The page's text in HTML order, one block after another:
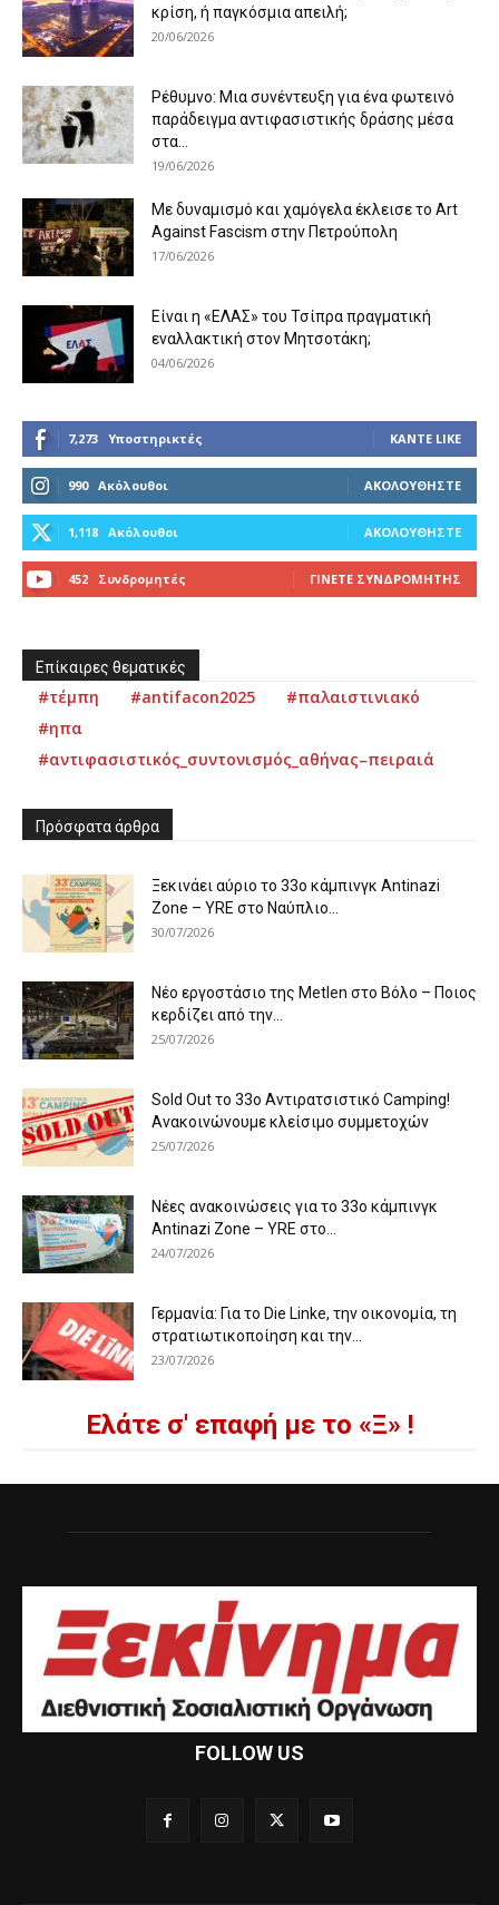
κρίση, ή παγκόσμια απειλή;
20/06/2026
Ρέθυμνο: Μια συνέντευξη για ένα φωτεινό
παράδειγμα αντιφασιστικής δράσης μέσα
στα...
19/06/2026
Με δυναμισμό και χαμόγελα έκλεισε το Art
Against Fascism στην Πετρούπολη
17/06/2026
Είναι η «ΕΛΑΣ» του Τσίπρα πραγματική
εναλλακτική στον Μητσοτάκη;
04/06/2026
7,273 Υποστηρικτές ΚΆΝΤΕ LIKE
990 Ακόλουθοι ΑΚΟΛΟΥΘΉΣΤΕ
1,118 Ακόλουθοι ΑΚΟΛΟΥΘΉΣΤΕ
452 Συνδρομητές ΓΊΝΕΤΕ ΣΥΝΔΡΟΜΗΤΉΣ
Επίκαιρες θεματικές
#τέμπη #antifacon2025
#παλαιστινιακό
#ηπα
#αντιφασιστικός_συντονισμός_αθήνας–πειραιά
Πρόσφατα άρθρα
Ξεκινάει αύριο το 33ο κάμπινγκ Antinazi
Zone – YRE στο Ναύπλιο...
30/07/2026
Νέο εργοστάσιο της Metlen στο Βόλο – Ποιος
κερδίζει από την...
25/07/2026
Sold Out το 33ο Αντιρατσιστικό Camping!
Ανακοινώνουμε κλείσιμο συμμετοχών
25/07/2026
Νέες ανακοινώσεις για το 33ο κάμπινγκ
Antinazi Zone – YRE στο...
24/07/2026
Γερμανία: Για το Die Linke, την οικονομία, τη
στρατιωτικοποίηση και την...
23/07/2026
Ελάτε σ' επαφή με το «Ξ» !
FOLLOW US